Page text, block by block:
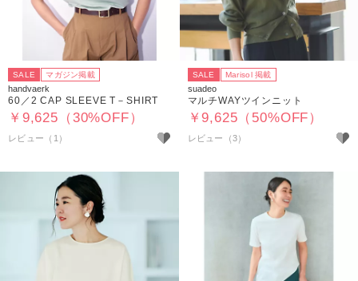
SALE マガジン掲載
handvaerk
60／2 CAP SLEEVE T－SHIRT
￥9,625（30%OFF）
レビュー（1）
SALE Marisol 掲載
suadeo
マルチWAYツインニット
￥9,625（50%OFF）
レビュー（3）